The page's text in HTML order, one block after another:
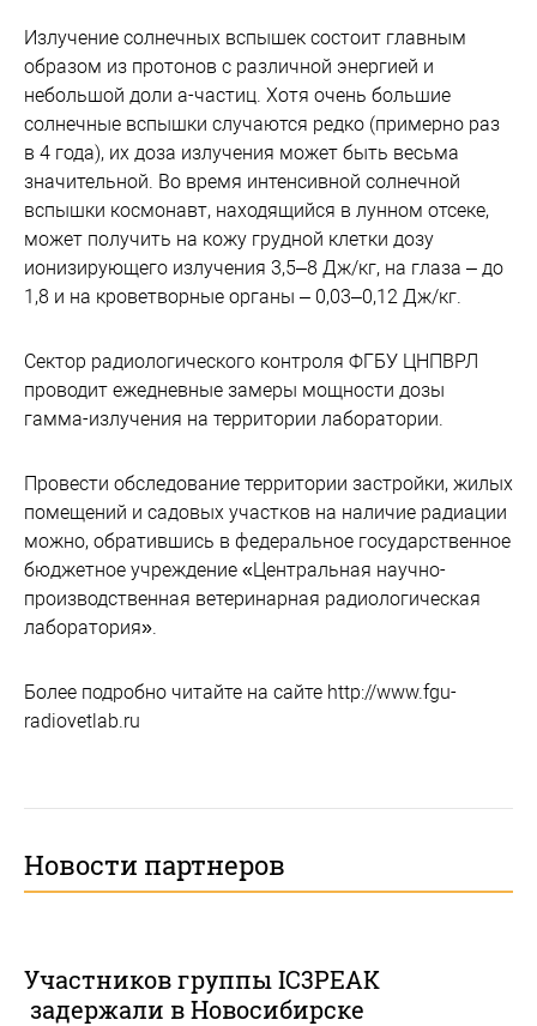
Излучение солнечных вспышек состоит главным
образом из протонов с различной энергией и
небольшой доли a-частиц. Хотя очень большие
солнечные вспышки случаются редко (примерно раз
в 4 года), их доза излучения может быть весьма
значительной. Во время интенсивной солнечной
вспышки космонавт, находящийся в лунном отсеке,
может получить на кожу грудной клетки дозу
ионизирующего излучения 3,5–8 Дж/кг, на глаза – до
1,8 и на кроветворные органы – 0,03–0,12 Дж/кг.
Сектор радиологического контроля ФГБУ ЦНПВРЛ
проводит ежедневные замеры мощности дозы
гамма-излучения на территории лаборатории.
Провести обследование территории застройки, жилых
помещений и садовых участков на наличие радиации
можно, обратившись в федеральное государственное
бюджетное учреждение «Центральная научно-
производственная ветеринарная радиологическая
лаборатория».
Более подробно читайте на сайте http://www.fgu-
radiovetlab.ru
Новости партнеров
Участников группы IC3PEAK
задержали в Новосибирске